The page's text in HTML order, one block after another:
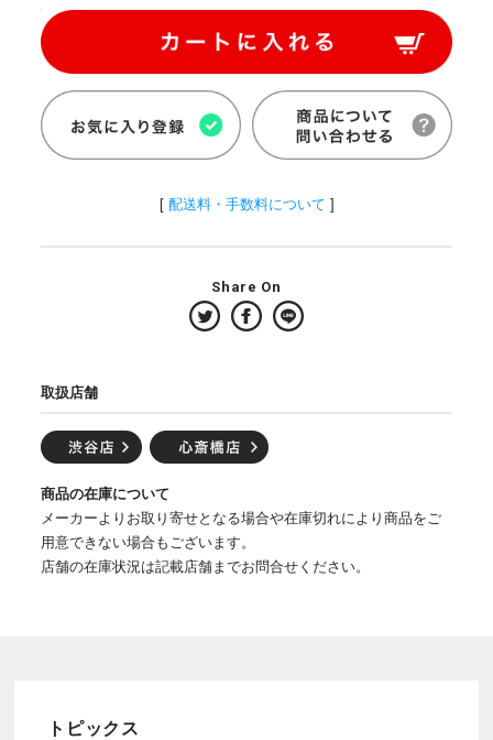
[ 配送料・手数料について ]
Share On
取扱店舗
商品の在庫について
メーカーよりお取り寄せとなる場合や在庫切れにより商品をご
用意できない場合もございます。
店舗の在庫状況は記載店舗までお問合せください。
トピックス